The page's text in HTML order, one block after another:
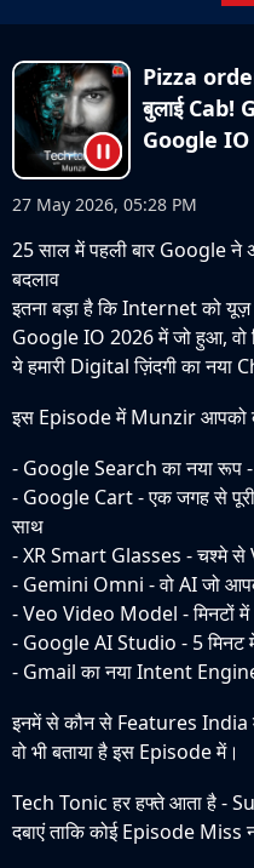
Pizza
बुलाई Cab!
Google IO
27 May 2026, 05:28 PM
25 साल में पहली बार Google ने
बदलाव
इतना बड़ा है कि Internet को यूज़
Google IO 2026 में जो हुआ, वो
ये हमारी Digital ज़िंदगी का नया
इस Episode में Munzir आपको
- Google Search का नया रूप
- Google Cart - एक जगह से
साथ
- XR Smart Glasses - चश्मे
- Gemini Omni - वो AI जो
- Veo Video Model - मिनटों
- Google AI Studio - 5
- Gmail का नया Intent
इनमें से कौन से Features India
वो भी बताया है इस Episode में।
Tech Tonic हर हफ्ते आता है -
दबाएं ताकि कोई Episode Miss